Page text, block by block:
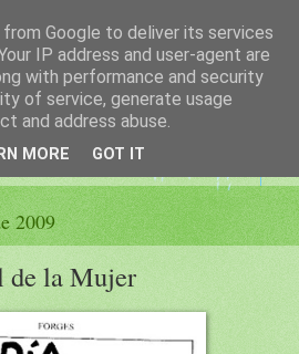
palabras
FELISA MORENO
2009
de la Mujer
Google to deliver its services
IP address and user-agent are
with performance and security
of service, generate usage
and address abuse.
MORE GOT IT